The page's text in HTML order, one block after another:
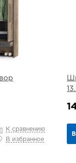
К сравнению
В избранное